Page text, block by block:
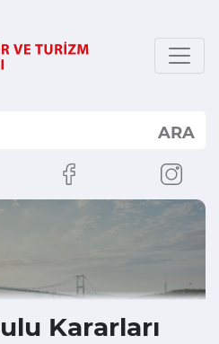
ARA
Kararları